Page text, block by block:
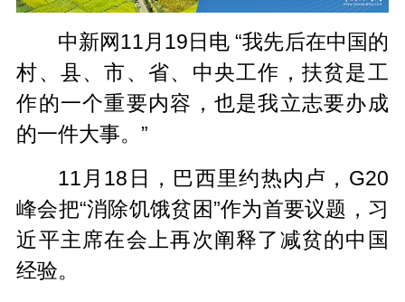
中新网11月19日电 “我先后在中国的
村、县、市、省、中央工作，扶贫是工
作的一个重要内容，也是我立志要办成
的一件大事。”
11月18日，巴西里约热内卢，G20
峰会把“消除饥饿贫困”作为首要议题，习
近平主席在会上再次阐释了减贫的中国
经验。